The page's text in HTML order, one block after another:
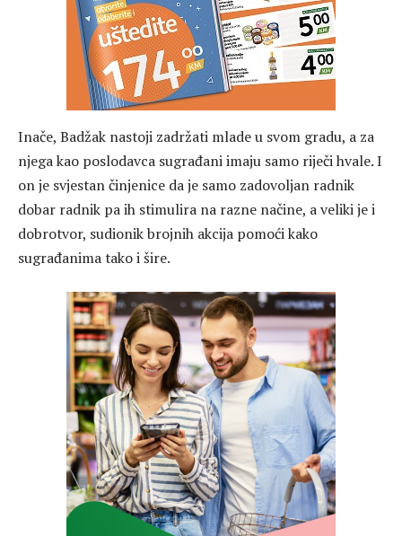
Inače, Badžak nastoji zadržati mlade u svom gradu, a za
njega kao poslodavca sugrađani imaju samo riječi hvale. I
on je svjestan činjenice da je samo zadovoljan radnik
dobar radnik pa ih stimulira na razne načine, a veliki je i
dobrotvor, sudionik brojnih akcija pomoći kako
sugrađanima tako i šire.